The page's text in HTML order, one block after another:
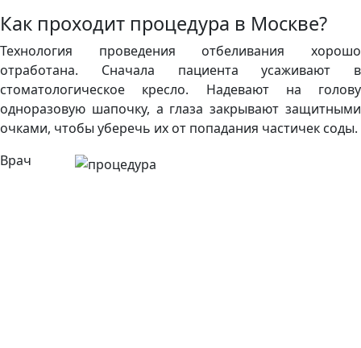
Как проходит процедура в Москве?
Технология проведения отбеливания хорошо
отработана. Сначала пациента усаживают в
стоматологическое кресло. Надевают на голову
одноразовую шапочку, а глаза закрывают защитными
очками, чтобы уберечь их от попадания частичек соды.
Врач